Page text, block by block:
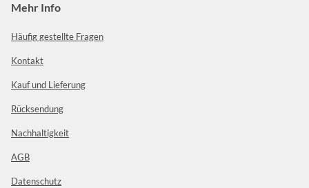
Mehr Info
Häufig gestellte Fragen
Kontakt
Kauf und Lieferung
Rücksendung
Nachhaltigkeit
AGB
Datenschutz